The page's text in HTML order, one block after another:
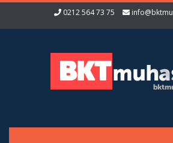
0212 564 73 75